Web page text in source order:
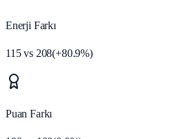
Enerji Farkı
115vs 208(+80.9%)
Puan Farkı